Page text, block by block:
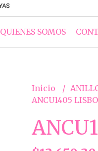
QUIENES SOMOS
Inicio
ANCU1405